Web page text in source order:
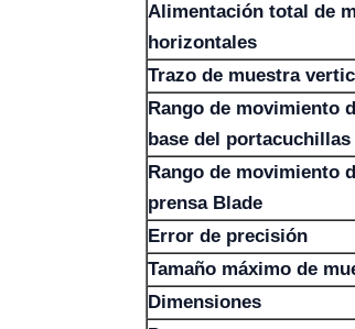
Alimentación total de
horizontales
Trazo de muestra
Rango de movimiento
base del portacuchillas
Rango de movimiento
prensa Blade
Error de precisión
Tamaño máximo de
Dimensiones